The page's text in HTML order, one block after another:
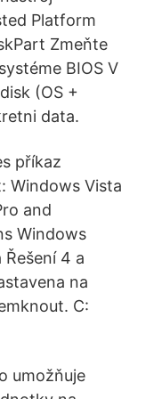
Platform
Zmeňte
BIOS V
(OS +
data.
příkaz
Windows Vista
and
Windows
4 a
na
C:
umožňuje